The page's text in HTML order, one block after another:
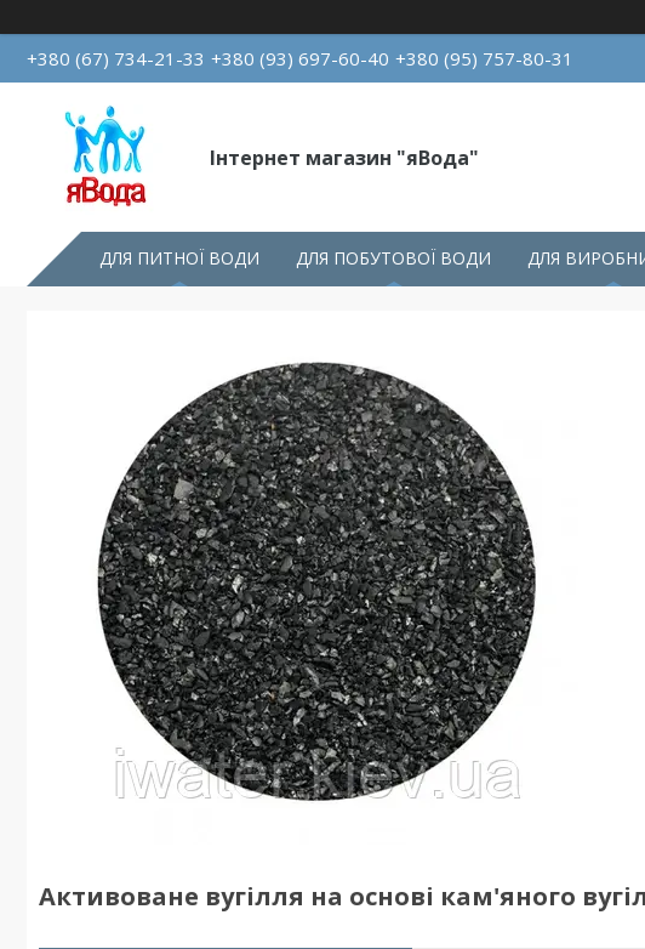
+380 (67) 734-21-33 +380 (93) 697-60-40 +380 (95) 757-80-31
Інтернет магазин "яВода"
ДЛЯ ПИТНОЇ ВОДИ ДЛЯ ПОБУТОВОЇ ВОДИ ДЛЯ
Активоване вугілля на основі кам'яного